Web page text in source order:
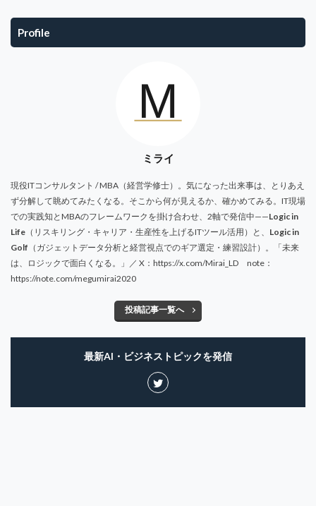
Profile
ミライ
現役ITコンサルタント / MBA（経営学修士）。気になった出来事は、とりあえ
ず分解して眺めてみたくなる。そこから何が見えるか、確かめてみる。IT現場
での実践知とMBAのフレームワークを掛け合わせ、2軸で発信中——Logic in
Life （リスキリング・キャリア・生産性を上げるITツール活用）と、 Logic in
Golf （ガジェットデータ分析と経営視点でのギア選定・練習設計）。「未来
は、ロジックで面白くなる。」／ X：https://x.com/Mirai_LD note：
https://note.com/megumirai2020
投稿記事一覧へ
最新AI・ビジネストピックを発信